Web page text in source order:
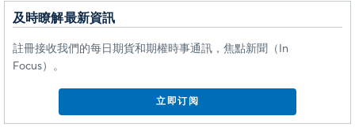
及時瞭解最新資訊
註冊接收我們的每日期貨和期權時事通訊，焦點新聞（In
Focus）。
立即订阅